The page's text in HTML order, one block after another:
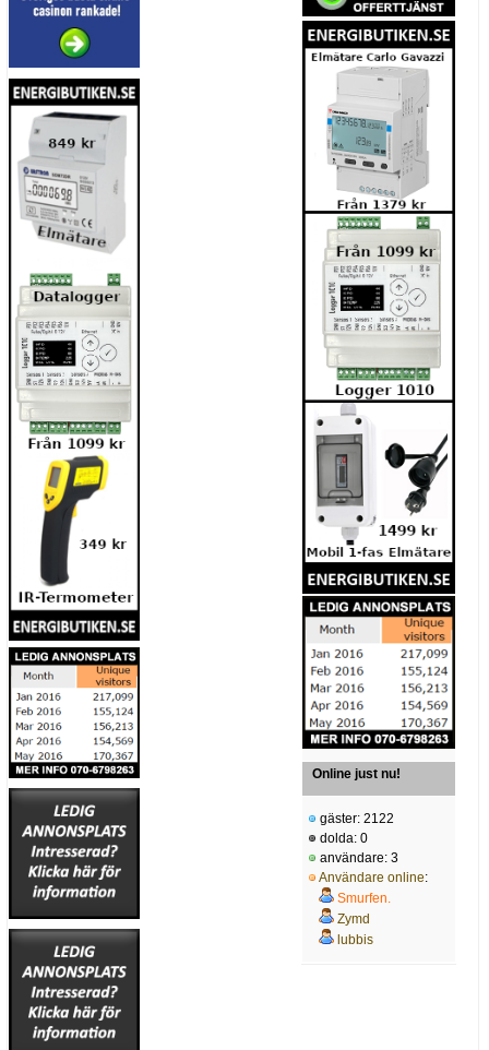
Online just nu!
gäster: 2122
dolda: 0
användare: 3
Användare online:
Smurfen.
Zymd
lubbis